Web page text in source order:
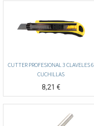
CUTTER PROFESIONAL 3 CLAVELES 6
CUCHILLAS
8,21 €